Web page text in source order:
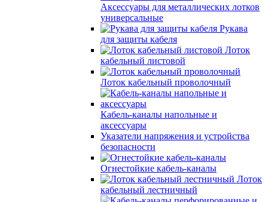
Аксессуары для металлических лотков
универсальные
Рукава
для защиты кабеля
Лоток
кабельный листовой
Лоток кабельный проволочный
Кабель-каналы напольные и
аксессуары
Указатели напряжения и устройства
безопасности
Огнестойкие кабель-каналы
Лоток
кабельный лестничный